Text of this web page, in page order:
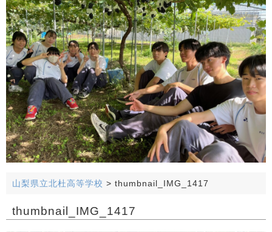
山梨県立北杜高等学校 > thumbnail_IMG_1417
thumbnail_IMG_1417